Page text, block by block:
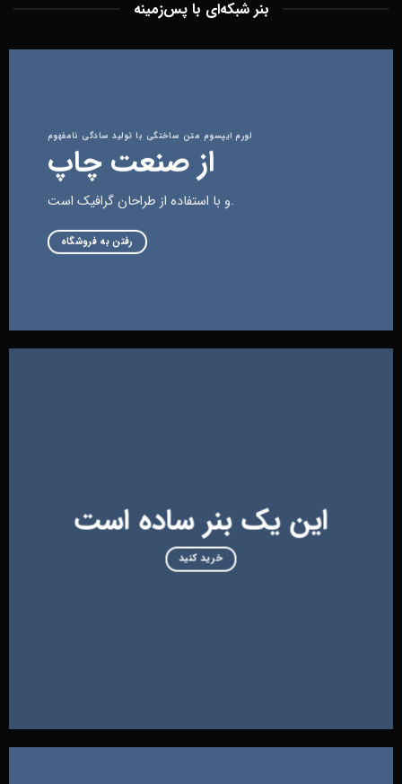
بنر شبکه‌ای با پس‌زمینه
لورم ایپسوم متن ساختگی با تولید سادگی نامفهوم
از صنعت چاپ
و با استفاده از طراحان گرافیک است.
رفتن به فروشگاه
این یک بنر ساده است
خرید کنید